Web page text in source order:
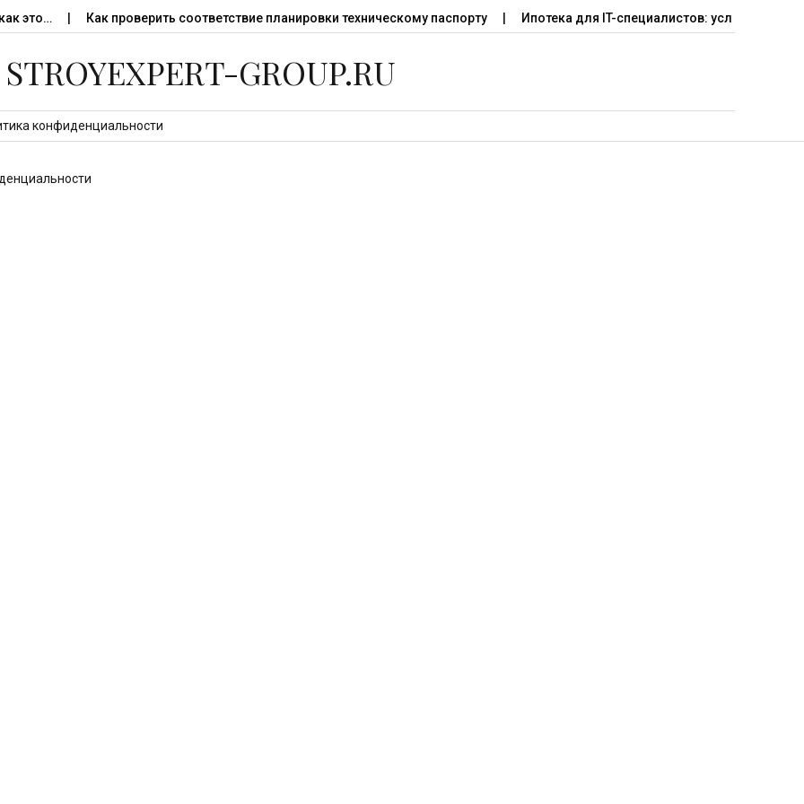
это… Как проверить соответствие планировки техническому паспорту Ипотека для IT-специалистов: условия
STROYEXPERT-GROUP.RU
конфиденциальности